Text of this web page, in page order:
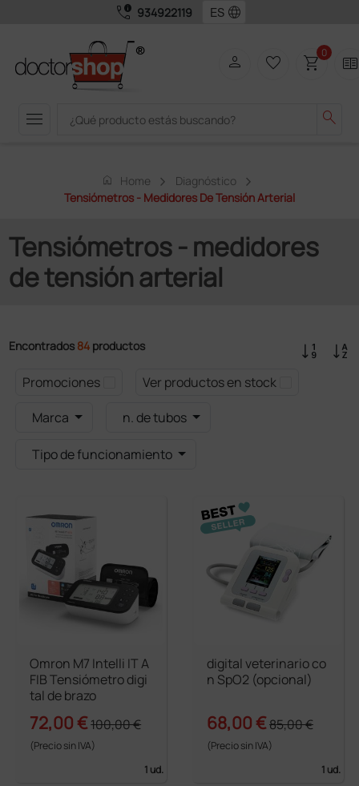
call_quality 934922119 language
menu search
person favorite_border shopping_cart0 two_pager
home Home
Diagnóstico
Tensiómetros - Medidores De Tensión Arterial
Tensiómetros - medidores
de tensión arterial
Encontrados 84 productos
Promociones
Ver productos en stock
Marca
n. de tubos
Tipo de funcionamiento
Omron M7 Intelli IT A
FIB Tensiómetro digi
tal de brazo
72,00 €100,00 €
(Precio sin IVA)
1 ud.
digital veterinario co
n SpO2 (opcional)
68,00 €85,00 €
(Precio sin IVA)
1 ud.